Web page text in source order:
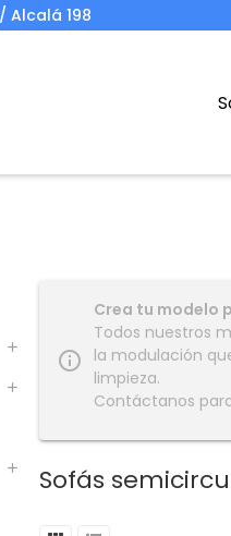
Alcalá 198
info_outline
Crea tu modelo
Todos nuestros
la modulación
limpieza.
Contáctanos
Sofás